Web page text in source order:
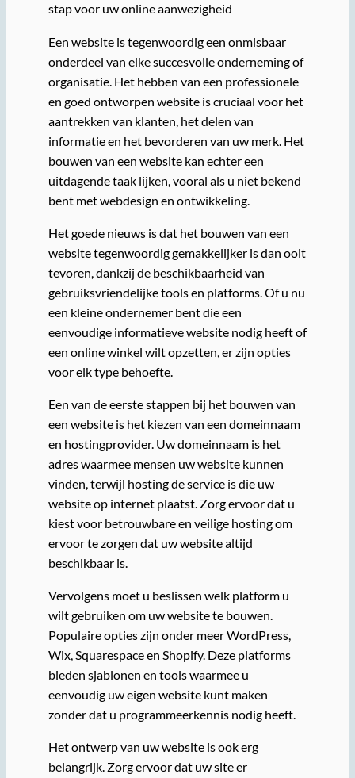
stap voor uw online aanwezigheid
Een website is tegenwoordig een onmisbaar
onderdeel van elke succesvolle onderneming of
organisatie. Het hebben van een professionele
en goed ontworpen website is cruciaal voor het
aantrekken van klanten, het delen van
informatie en het bevorderen van uw merk. Het
bouwen van een website kan echter een
uitdagende taak lijken, vooral als u niet bekend
bent met webdesign en ontwikkeling.
Het goede nieuws is dat het bouwen van een
website tegenwoordig gemakkelijker is dan ooit
tevoren, dankzij de beschikbaarheid van
gebruiksvriendelijke tools en platforms. Of u nu
een kleine ondernemer bent die een
eenvoudige informatieve website nodig heeft of
een online winkel wilt opzetten, er zijn opties
voor elk type behoefte.
Een van de eerste stappen bij het bouwen van
een website is het kiezen van een domeinnaam
en hostingprovider. Uw domeinnaam is het
adres waarmee mensen uw website kunnen
vinden, terwijl hosting de service is die uw
website op internet plaatst. Zorg ervoor dat u
kiest voor betrouwbare en veilige hosting om
ervoor te zorgen dat uw website altijd
beschikbaar is.
Vervolgens moet u beslissen welk platform u
wilt gebruiken om uw website te bouwen.
Populaire opties zijn onder meer WordPress,
Wix, Squarespace en Shopify. Deze platforms
bieden sjablonen en tools waarmee u
eenvoudig uw eigen website kunt maken
zonder dat u programmeerkennis nodig heeft.
Het ontwerp van uw website is ook erg
belangrijk. Zorg ervoor dat uw site er